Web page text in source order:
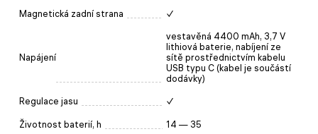
Magnetická zadní strana ✓
Napájení
vestavěná 4400 mAh, 3,7 V
lithiová baterie, nabíjení ze
sítě prostřednictvím kabelu
USB typu C (kabel je součástí
dodávky)
Regulace jasu ✓
Životnost baterií, h 14 — 35